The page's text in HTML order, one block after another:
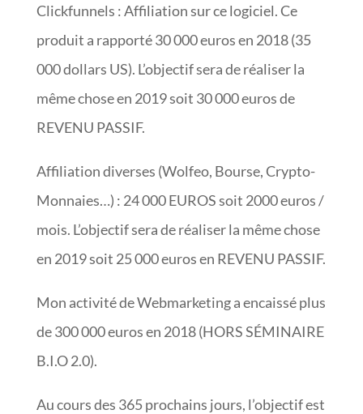
Clickfunnels : Affiliation sur ce logiciel. Ce
produit a rapporté 30 000 euros en 2018 (35
000 dollars US). L’objectif sera de réaliser la
même chose en 2019 soit 30 000 euros de
REVENU PASSIF.
Affiliation diverses (Wolfeo, Bourse, Crypto-
Monnaies…) : 24 000 EUROS soit 2000 euros /
mois. L’objectif sera de réaliser la même chose
en 2019 soit 25 000 euros en REVENU PASSIF.
Mon activité de Webmarketing a encaissé plus
de 300 000 euros en 2018 (HORS SÉMINAIRE
B.I.O 2.0).
Au cours des 365 prochains jours, l’objectif est